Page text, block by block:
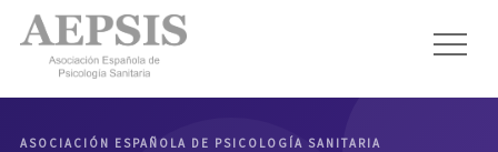
ASOCIACIÓN ESPAÑOLA DE PSICOLOGÍA SANITARIA